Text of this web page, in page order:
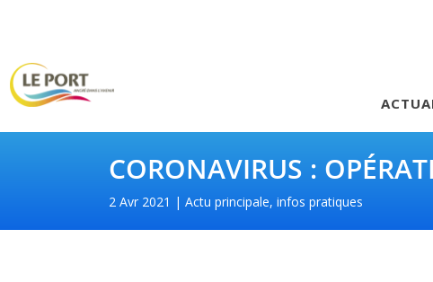
CORONAVIRUS :
2 Avr 2021 Actu principale, infos pratiques